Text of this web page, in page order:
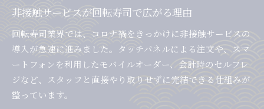
非接触サービスが回転寿司で広がる理由
回転寿司業界では、コロナ禍をきっかけに非接触サービスの
導入が急速に進みました。タッチパネルによる注文や、スマ
ートフォンを利用したモバイルオーダー、会計時のセルフレ
ジなど、スタッフと直接やり取りせずに完結できる仕組みが
整っています。